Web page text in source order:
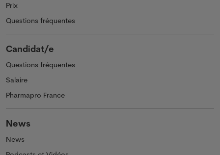
Prix
Questions fréquentes
Candidat/e
Questions fréquentes
Salaire
Pharmapro France
News
News